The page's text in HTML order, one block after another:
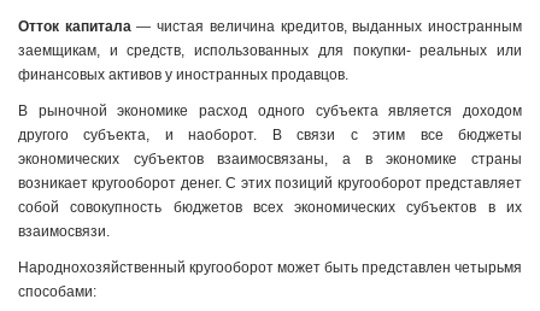
Отток капитала— чистая величина кредитов, выданных иностранным
заемщикам, и средств, использованных для покупки- реальных или
финансовых активов у иностранных продавцов.
В рыночной экономике расход одного субъекта является доходом
другого субъекта, и наоборот. В связи с этим все бюджеты
экономических субъектов взаимосвязаны, а в экономике страны
возникает кругооборот денег. С этих позиций кругооборот представляет
собой совокупность бюджетов всех экономических субъектов в их
взаимосвязи.
Народнохозяйственный кругооборот может быть представлен четырьмя
способами: